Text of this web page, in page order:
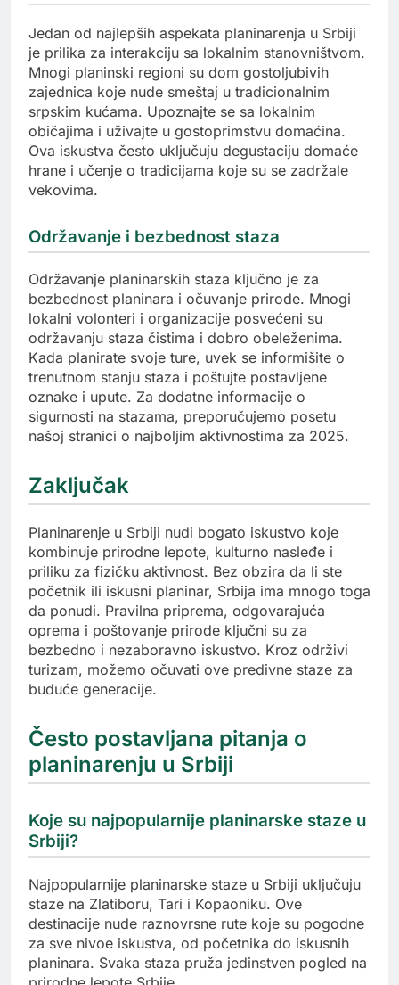
Jedan od najlepših aspekata planinarenja u Srbiji
je prilika za interakciju sa lokalnim stanovništvom.
Mnogi planinski regioni su dom gostoljubivih
zajednica koje nude smeštaj u tradicionalnim
srpskim kućama. Upoznajte se sa lokalnim
običajima i uživajte u gostoprimstvu domaćina.
Ova iskustva često uključuju degustaciju domaće
hrane i učenje o tradicijama koje su se zadržale
vekovima.
Održavanje i bezbednost staza
Održavanje planinarskih staza ključno je za
bezbednost planinara i očuvanje prirode. Mnogi
lokalni volonteri i organizacije posvećeni su
održavanju staza čistima i dobro obeleženima.
Kada planirate svoje ture, uvek se informišite o
trenutnom stanju staza i poštujte postavljene
oznake i upute. Za dodatne informacije o
sigurnosti na stazama, preporučujemo posetu
našoj stranici o najboljim aktivnostima za 2025.
Zaključak
Planinarenje u Srbiji nudi bogato iskustvo koje
kombinuje prirodne lepote, kulturno nasleđe i
priliku za fizičku aktivnost. Bez obzira da li ste
početnik ili iskusni planinar, Srbija ima mnogo toga
da ponudi. Pravilna priprema, odgovarajuća
oprema i poštovanje prirode ključni su za
bezbedno i nezaboravno iskustvo. Kroz održivi
turizam, možemo očuvati ove predivne staze za
buduće generacije.
Često postavljana pitanja o
planinarenju u Srbiji
Koje su najpopularnije planinarske staze u
Srbiji?
Najpopularnije planinarske staze u Srbiji uključuju
staze na Zlatiboru, Tari i Kopaoniku. Ove
destinacije nude raznovrsne rute koje su pogodne
za sve nivoe iskustva, od početnika do iskusnih
planinara. Svaka staza pruža jedinstven pogled na